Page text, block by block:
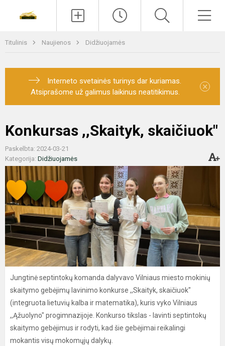
Titulinis Naujienos Didžiuojamės
Interneto svetainės turinys dar kuriamas.
Atsiprašome už galimus laikinus neatitikimus.
×
Konkursas ,,Skaityk, skaičiuok"
Paskelbta: 2024-03-21
Kategorija: Didžiuojamės
Jungtinė septintokų komanda dalyvavo Vilniaus miesto mokinių
skaitymo gebėjimų lavinimo konkurse ,,Skaityk, skaičiuok"
(integruota lietuvių kalba ir matematika), kuris vyko Vilniaus
,,Ąžuolyno" progimnazijoje. Konkurso tikslas - lavinti septintokų
skaitymo gebėjimus ir rodyti, kad šie gebėjimai reikalingi
mokantis visų mokomųjų dalykų.